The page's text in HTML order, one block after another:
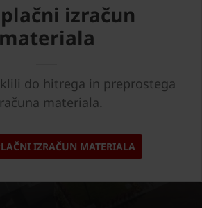
izračun
materiala
do hitrega in preprostega
materiala.
IZRAČUN MATERIALA